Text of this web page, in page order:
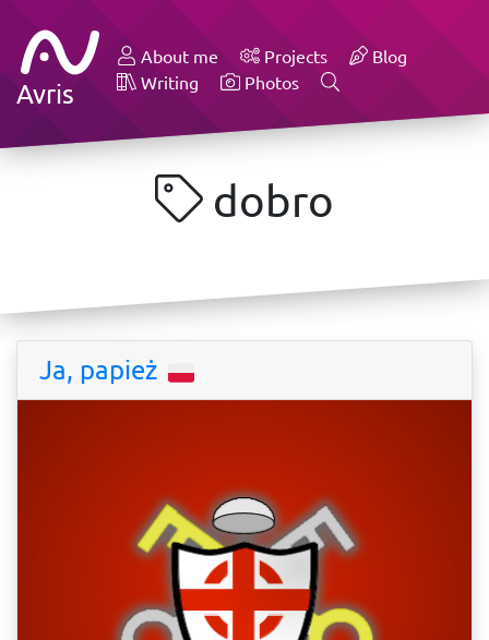
Avris
About me Projects
Blog
Writing
Photos
dobro
Ja, papież